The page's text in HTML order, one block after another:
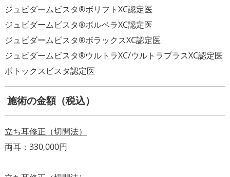
ジュビダームビスタ®ボリフトXC認定医
ジュビダームビスタ®ボルベラXC認定医
ジュビダームビスタ®ボラックスXC認定医
ジュビダームビスタ®ウルトラXC/ウルトラプラスXC認定医
施術の金額（税込）
立ち耳修正（切開法）
両耳：330,000円